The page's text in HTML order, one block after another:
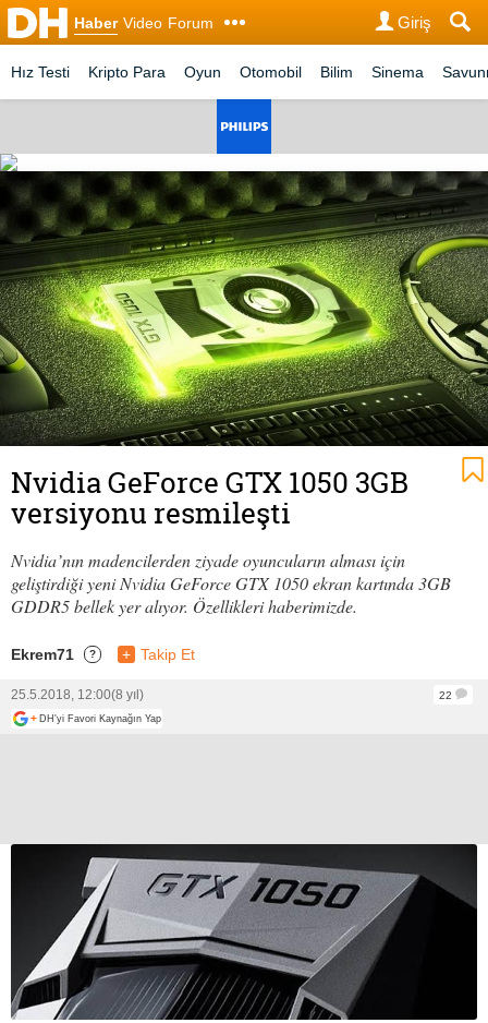
Haber Video Forum Giriş
Hız Testi Kripto Para Oyun Otomobil Bilim Sinema
Nvidia GeForce GTX 1050 3GB
versiyonu resmileşti
Nvidia’nın madencilerden ziyade oyuncuların alması için
geliştirdiği yeni Nvidia GeForce GTX 1050 ekran kartında 3GB
GDDR5 bellek yer alıyor. Özellikleri haberimizde.
Ekrem71 ? + Takip Et
25.5.2018, 12:00(8 yıl)
22
+ DH'yi Favori Kaynağın Yap